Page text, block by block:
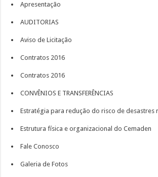
Apresentação
AUDITORIAS
Aviso de Licitação
Contratos 2016
Contratos 2016
CONVÊNIOS E TRANSFERÊNCIAS
Estratégia para redução do risco de desastres
Estrutura física e organizacional do Cemaden
Fale Conosco
Galeria de Fotos